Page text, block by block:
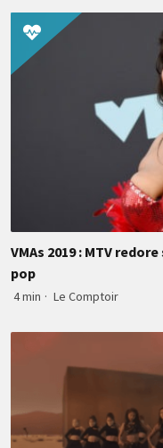
VMAs 2019 : MTV
pop
4 min · Le Comptoir